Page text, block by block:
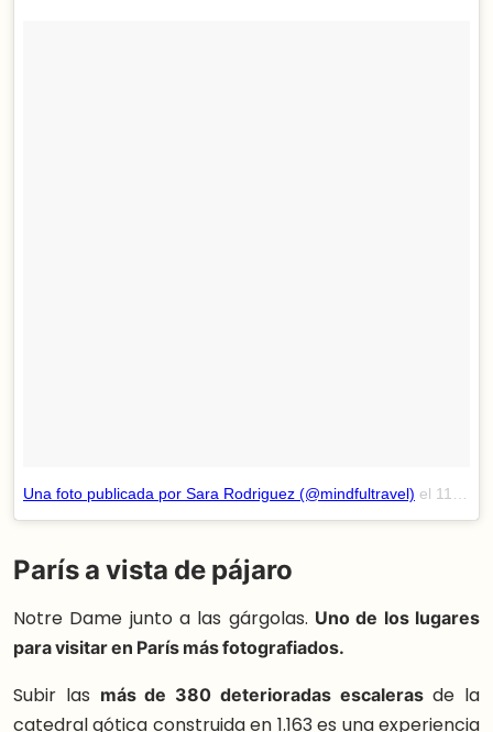
Una foto publicada por Sara Rodriguez (@mindfultravel) el 11 de Nov de 2014 a la(s) 12:39 PST
París a vista de pájaro
Notre Dame junto a las gárgolas. Uno de los lugares
para visitar en París más fotografiados.
Subir las más de 380 deterioradas escalerasde la
catedral gótica construida en 1.163 es una experiencia